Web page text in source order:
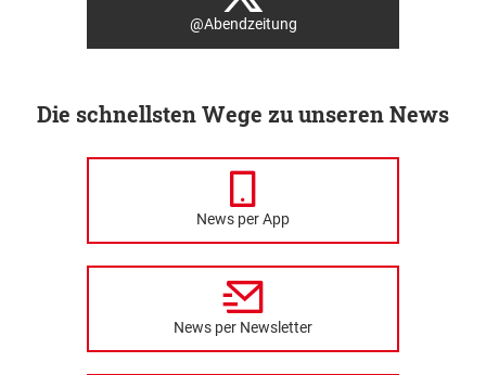
@Abendzeitung
Die schnellsten Wege zu unseren News
News per App
News per Newsletter